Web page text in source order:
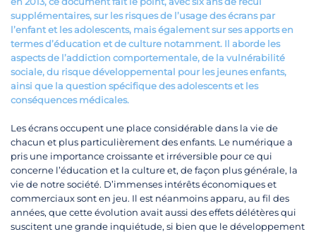
supplémentaires, sur les risques de l’usage des écrans par
l’enfant et les adolescents, mais également sur ses apports en
termes d’éducation et de culture notamment. Il aborde les
aspects de l’addiction comportementale, de la vulnérabilité
sociale, du risque développemental pour les jeunes enfants,
ainsi que la question spécifique des adolescents et les
conséquences médicales.
Les écrans occupent une place considérable dans la vie de
chacun et plus particulièrement des enfants. Le numérique a
pris une importance croissante et irréversible pour ce qui
concerne l’éducation et la culture et, de façon plus générale, la
vie de notre société. D’immenses intérêts économiques et
commerciaux sont en jeu. Il est néanmoins apparu, au fil des
années, que cette évolution avait aussi des effets délétères qui
suscitent une grande inquiétude, si bien que le développement